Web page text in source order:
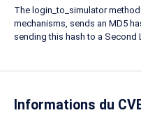
The login_to_simulator
mechanisms, sends an MD5
sending this hash to a Second
Informations du